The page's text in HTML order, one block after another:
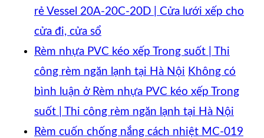
rẻ Vessel 20A-20C-20D | Cửa lưới xếp cho
cửa đi, cửa sổ
Rèm nhựa PVC kéo xếp Trong suốt | Thi
công rèm ngăn lạnh tại Hà Nội Không có
bình luận ở Rèm nhựa PVC kéo xếp Trong
suốt | Thi công rèm ngăn lạnh tại Hà Nội
Rèm cuốn chống nắng cách nhiệt MC-019